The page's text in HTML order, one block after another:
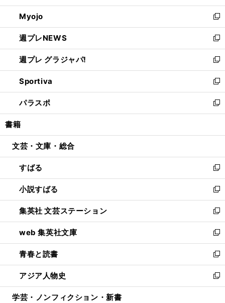
開
く
ウ
で
開
く
ン
ド
ウ
で
開
く
ウ
ィ
ン
ド
ウ
で
開
く
Myojo
新
し
い
ウ
ィ
ン
ド
ウ
で
開
週プレNEWS
新
し
い
ウ
ィ
ン
ド
ウ
開
週プレ グラジャパ!
新
し
い
ウ
ィ
ン
ウ
開
く
Sportiva
新
し
い
ウ
ン
ウ
で
開
く
パラスポ
新
し
ウ
ン
ド
ウ
で
開
く
書籍
文芸・文庫・総合
すばる
新
し
い
ウ
ィ
ン
ド
ウ
で
開
く
小説すばる
新
し
い
ウ
ィ
ン
ド
ウ
で
開
集英社 文芸ステーション
新
し
い
ウ
ィ
ン
ド
ウ
web 集英社文庫
新
し
い
ウ
ィ
ン
青春と読書
新
し
い
ウ
アジア人物史
新
し
学芸・ノンフィクション・新書